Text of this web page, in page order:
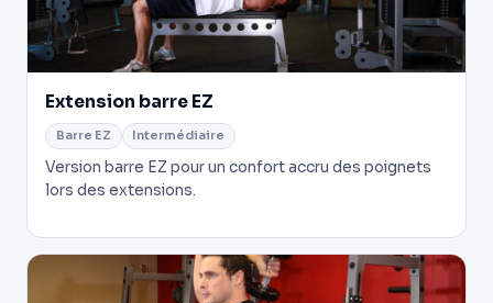
Extension barre EZ
Barre EZ Intermédiaire
Version barre EZ pour un confort accru des poignets
lors des extensions.